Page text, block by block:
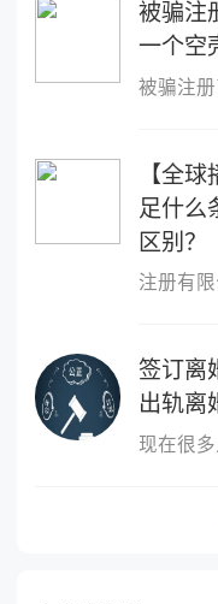
被骗注
一个空
【全
足什么
区别？
签订离
出轨离